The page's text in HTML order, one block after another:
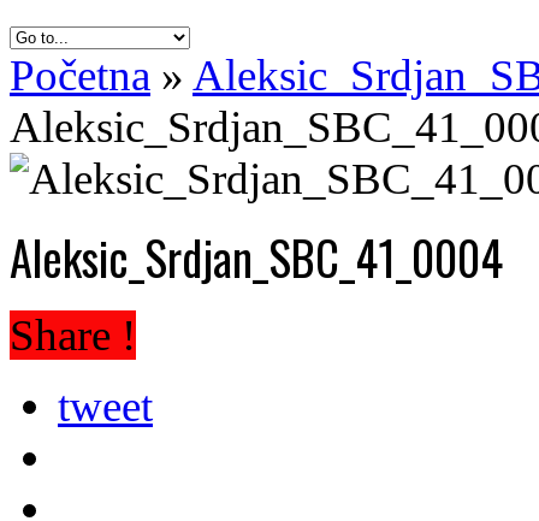
Početna »
Aleksic_Srdjan_SBC_41_0004
Share !
tweet